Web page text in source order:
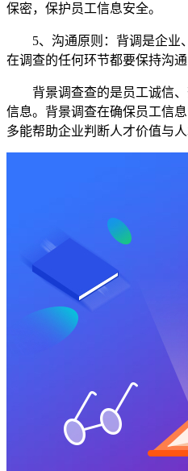
保密，保护员工信息安全。
5、沟通原则：背调是企业
在调查的任何环节都要保持沟
背景调查查的是员工诚信、
信息。背景调查在确保员工信
多能帮助企业判断人才价值与人